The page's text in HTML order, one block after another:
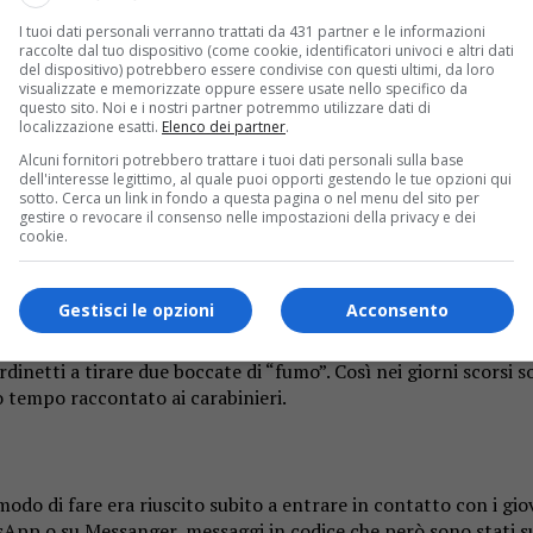
Gattinaracome richiedente asilo, appena maggiorenne, ed
poco. Molto più facile cedere sostanze stupefacenti a
dai carabinieri e finito sotto processo (benché oggi
a tirare due boccate di “fumo”. Così nei giorni
tempo raccontato ai carabinieri.
di fare era riuscito subito a entrare in contatto con i
I tuoi dati personali verranno trattati da 431 partner e le informazioni
raccolte dal tuo dispositivo (come cookie, identificatori univoci e altri dati
del dispositivo) potrebbero essere condivise con questi ultimi, da loro
visualizzate e memorizzate oppure essere usate nello specifico da
questo sito. Noi e i nostri partner potremmo utilizzare dati di
localizzazione esatti. Elenco dei partner.
Alcuni fornitori potrebbero trattare i tuoi dati personali sulla base
dell'interesse legittimo, al quale puoi opporti gestendo le tue opzioni qui
sotto. Cerca un link in fondo a questa pagina o nel menu del sito per
gestire o revocare il consenso nelle impostazioni della privacy e dei
cookie.
Acconsento
Gestisci le opzioni